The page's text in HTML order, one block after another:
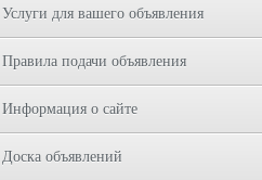
Услуги для вашего объявления
Правила подачи объявления
Информация о сайте
Доска объявлений